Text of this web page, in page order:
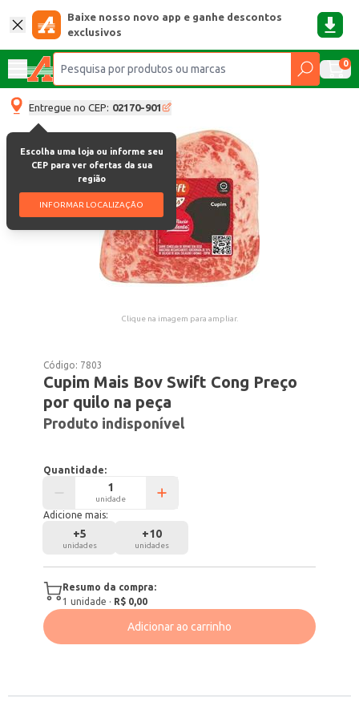
Baixe nosso novo app e ganhe descontos
exclusivos
0
Entregue no CEP: 02170-901
Escolha uma loja ou informe seu
CEP para ver ofertas da sua
região
INFORMAR LOCALIZAÇÃO
Clique na imagem para ampliar.
Código: 7803
Cupim Mais Bov Swift Cong Preço
por quilo na peça
Produto indisponível
Quantidade:
unidade
Adicione mais:
+5
unidades
+10
unidades
Resumo da compra:
1 unidade · R$ 0,00
Adicionar ao carrinho